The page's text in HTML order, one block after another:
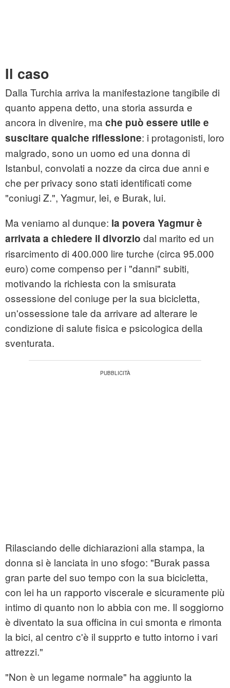
Il caso
Dalla Turchia arriva la manifestazione tangibile di
quanto appena detto, una storia assurda e
ancora in divenire, ma che può essere utile e
suscitare qualche riflessione: i protagonisti, loro
malgrado, sono un uomo ed una donna di
Istanbul, convolati a nozze da circa due anni e
che per privacy sono stati identificati come
"coniugi Z.", Yagmur, lei, e Burak, lui.
Ma veniamo al dunque: la povera Yagmur è
arrivata a chiedere il divorzio dal marito ed un
risarcimento di 400.000 lire turche (circa 95.000
euro) come compenso per i "danni" subiti,
motivando la richiesta con la smisurata
ossessione del coniuge per la sua bicicletta,
un'ossessione tale da arrivare ad alterare le
condizione di salute fisica e psicologica della
sventurata.
Rilasciando delle dichiarazioni alla stampa, la
donna si è lanciata in uno sfogo: "Burak passa
gran parte del suo tempo con la sua bicicletta,
con lei ha un rapporto viscerale e sicuramente più
intimo di quanto non lo abbia con me. Il soggiorno
è diventato la sua officina in cui smonta e rimonta
la bici, al centro c'è il supprto e tutto intorno i vari
attrezzi."
"Non è un legame normale" ha aggiunto la